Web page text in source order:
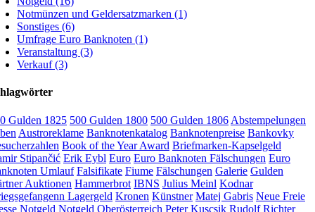
Notmünzen und Geldersatzmarken (1)
Sonstiges (6)
Umfrage Euro Banknoten (1)
Veranstaltung (3)
Verkauf (3)
Gulden 1825 500 Gulden 1800 500 Gulden 1806 Abstempelungen
Austroreklame Banknotenkatalog Banknotenpreise Bankovky
Book of the Year Award Briefmarken-Kapselgeld
Stipančić Erik Eybl Euro Euro Banknoten Fälschungen Euro
Umlauf Falsifikate Fiume Fälschungen Galerie Gulden
Auktionen Hammerbrot IBNS Julius Meinl Kodnar
Lagergeld Kronen Künstner Matej Gabris Neue Freie
Notgeld Notgeld Oberösterreich Peter Kuscsik Rudolf Richter